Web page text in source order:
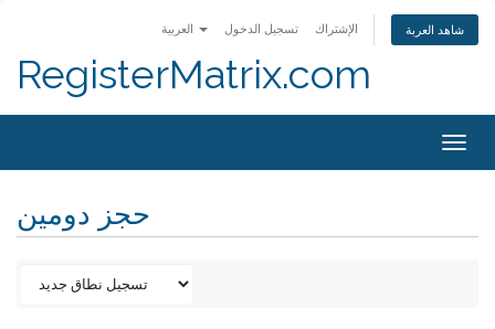
تسجيل الدخول الإشتراك شاهد العربة
RegisterMatrix.com
حجز دومين